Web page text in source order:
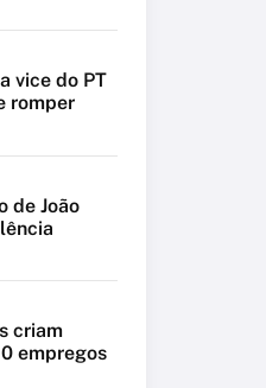
vice do PT
romper
de João
criam
empregos